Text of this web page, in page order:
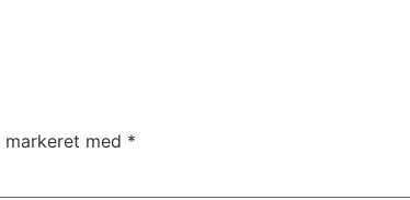
med *